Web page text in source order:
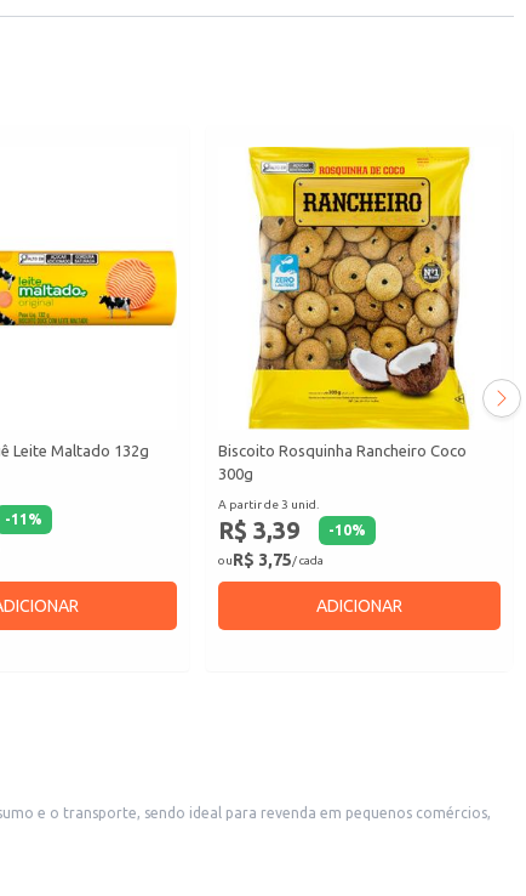
Leite Maltado 132g
-11 %
Biscoito Rosquinha Rancheiro Coco
300g
A partir de 3 unid.
R$ 3,39 -10%
ouR$ 3,75/ cada
ADICIONAR